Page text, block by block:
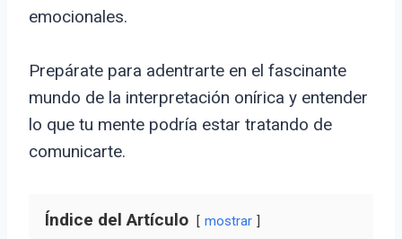
emocionales.
Prepárate para adentrarte en el fascinante
mundo de la interpretación onírica y entender
lo que tu mente podría estar tratando de
comunicarte.
Índice del Artículo mostrar